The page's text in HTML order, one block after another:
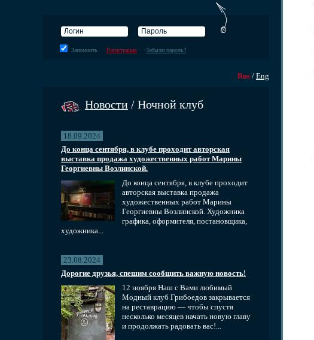
Запомнить Регистрация Забыли пароль?
Rus / Eng
Новости / Ночной клуб
18.09.2024
До конца сентября, в клубе проходит авторская
выставка продажа художественных работ Марины
Георгиевны Возлинской.
До конца сентября, в клубе проходит
авторская выставка продажа
художественных работ Марины
Георгиевны Возлинской. Художника
графика, оформителя, постановщика,
художника...
23.08.2024
Дорогие друзья, спешим сообщить важную новость!
12 ноября Наш с Вами любимый
Модный клуб Грибоедов закрывается
на реставрацию — чтобы спустя
несколько месяцев начать новую главу
и продолжать радовать вас!...